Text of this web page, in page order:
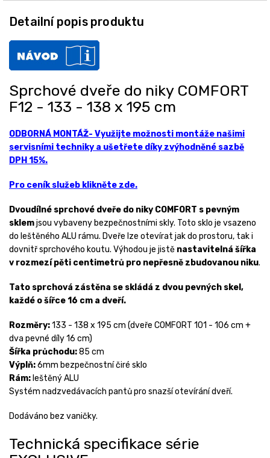
Detailní popis produktu
Sprchové dveře do niky COMFORT
F12 - 133 - 138 x 195 cm
ODBORNÁ MONTÁŽ- Využijte možnosti montáže našimi
servisními techniky a ušetřete díky zvýhodněné sazbě
DPH 15%.
Pro ceník služeb klikněte zde.
Dvoudílné sprchové dveře do niky COMFORT s pevným
sklemjsou vybaveny bezpečnostními skly. Toto sklo je vsazeno
do leštěného ALU rámu. Dveře lze otevírat jak do prostoru, tak i
dovnitř sprchového koutu. Výhodou je jistě nastavitelná šířka
v rozmezí pěti centimetrů pro nepřesně zbudovanou niku.
Tato sprchová zástěna se skládá z dvou pevných skel,
každé o šířce 16 cm a dveří.
Rozměry:133 - 138 x 195 cm (dveře COMFORT 101 - 106 cm +
dva pevné díly 16 cm)
Šířka průchodu:85 cm
Výplň:6mm bezpečnostní čiré sklo
Rám: leštěný ALU
Systém nadzvedávacích pantů pro snazší otevírání dveří.
Dodáváno bez vaničky.
Technická specifikace série